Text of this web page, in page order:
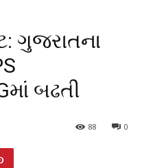
ગુજરાતના
બઢતી
0
88